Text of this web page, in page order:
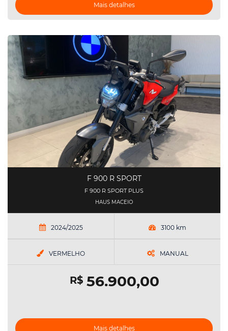
Mais detalhes
F 900 R SPORT
F 900 R SPORT PLUS
HAUS MACEIO
2024/2025 3100 km
VERMELHO MANUAL
R$56.900,00
Mais detalhes